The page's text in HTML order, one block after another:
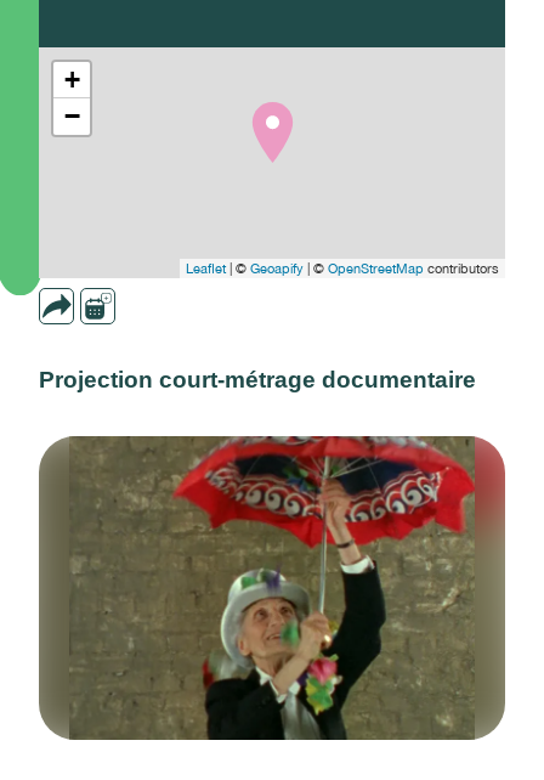
+
−
Leaflet| © Geoapify | © OpenStreetMap contributors
Projection court-métrage documentaire